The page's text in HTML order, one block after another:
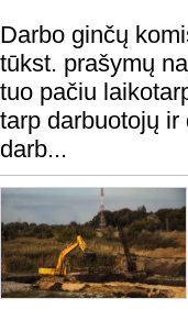
Darbo ginčų
tūkst. prašymų
tuo pačiu
tarp darbuotojų
darb...